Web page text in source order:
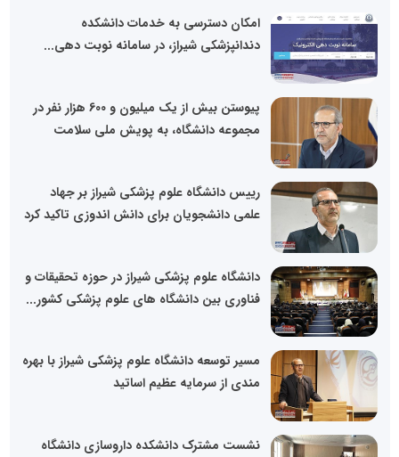
امکان دسترسی به خدمات دانشکده
دندانپزشکی شیراز، در سامانه نوبت دهی...
پیوستن بیش از یک میلیون و 600 هزار نفر در
مجموعه دانشگاه، به پویش ملی سلامت
رییس دانشگاه علوم پزشکی شیراز بر جهاد
علمی دانشجویان برای دانش اندوزی تاکید کرد
دانشگاه علوم پزشکی شیراز در حوزه تحقیقات و
فناوری بین دانشگاه های علوم پزشکی کشور...
مسیر توسعه دانشگاه علوم پزشکی شیراز با بهره
مندی از سرمایه عظیم اساتید
نشست مشترک دانشکده داروسازی دانشگاه